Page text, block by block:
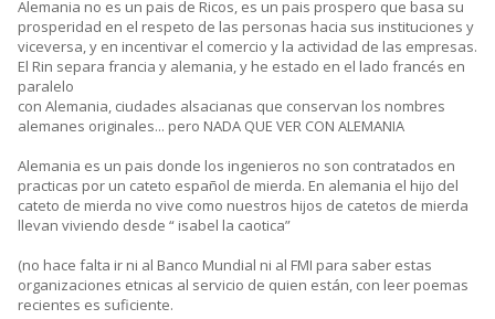
Alemania no es un pais de Ricos, es un pais prospero que basa su
prosperidad en el respeto de las personas hacia sus instituciones y
viceversa, y en incentivar el comercio y la actividad de las empresas.
El Rin separa francia y alemania, y he estado en el lado francés en
paralelo
con Alemania, ciudades alsacianas que conservan los nombres
alemanes originales... pero NADA QUE VER CON ALEMANIA
Alemania es un pais donde los ingenieros no son contratados en
practicas por un cateto español de mierda. En alemania el hijo del
cateto de mierda no vive como nuestros hijos de catetos de mierda
llevan viviendo desde “ isabel la caotica”
(no hace falta ir ni al Banco Mundial ni al FMI para saber estas
organizaciones etnicas al servicio de quien están, con leer poemas
recientes es suficiente.